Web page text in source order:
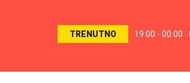
TRENUTNO 19:00 - 00:00